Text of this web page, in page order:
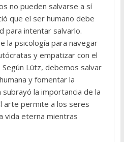
no pueden salvarse a sí
que el ser humano debe
para intentar salvarlo.
la psicología para navegar
y empatizar con el
Lütz, debemos salvar
y fomentar la
la importancia de la
arte permite a los seres
vida eterna mientras